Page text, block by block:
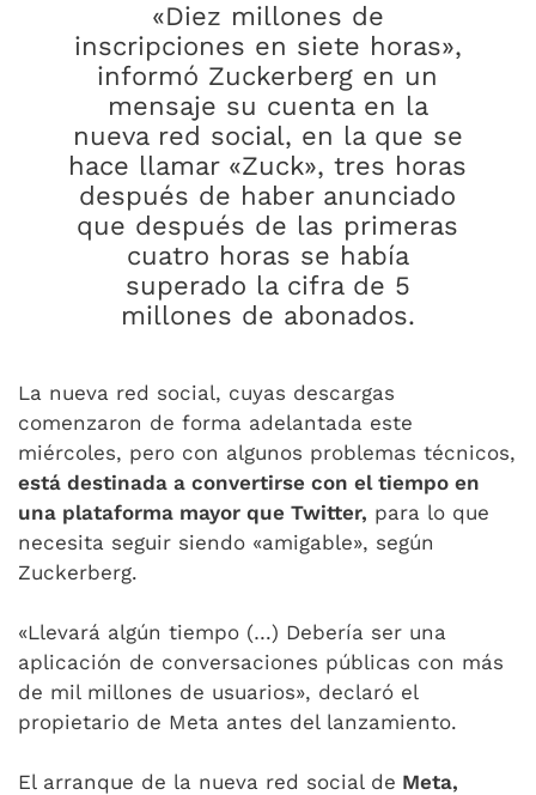
«Diez millones de
inscripciones en siete horas»,
informó Zuckerberg en un
mensaje su cuenta en la
nueva red social, en la que se
hace llamar «Zuck», tres horas
después de haber anunciado
que después de las primeras
cuatro horas se había
superado la cifra de 5
millones de abonados.
La nueva red social, cuyas descargas
comenzaron de forma adelantada este
miércoles, pero con algunos problemas técnicos,
está destinada a convertirse con el tiempo en
una plataforma mayor que Twitter, para lo que
necesita seguir siendo «amigable», según
Zuckerberg.
«Llevará algún tiempo (…) Debería ser una
aplicación de conversaciones públicas con más
de mil millones de usuarios», declaró el
propietario de Meta antes del lanzamiento.
El arranque de la nueva red social de Meta,